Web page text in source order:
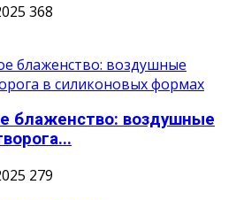
368
блаженство: воздушные
279